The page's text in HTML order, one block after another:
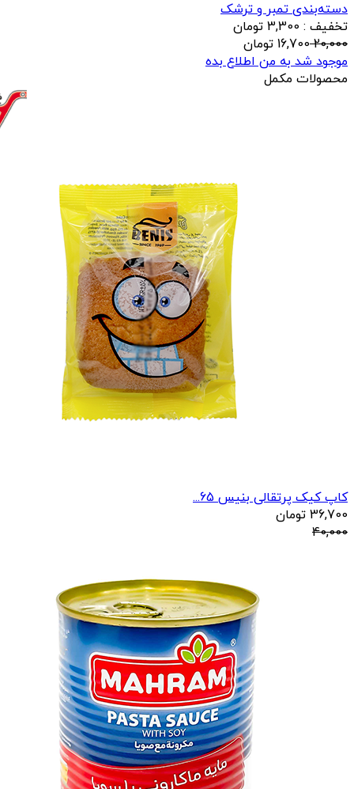
دسته‌بندی تمبر و ترشک
تخفیف : 3,300 تومان
20,000
16,700 تومان
موجود شد به من اطلاع بده
محصولات مکمل
کاپ کیک پرتقالی بنیس 65...
36,700 تومان
40,000